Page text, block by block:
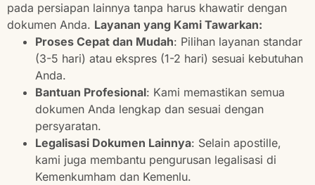
pada persiapan lainnya tanpa harus khawatir dengan
dokumen Anda. Layanan yang Kami Tawarkan:
Proses Cepat dan Mudah: Pilihan layanan standar
(3-5 hari) atau ekspres (1-2 hari) sesuai kebutuhan
Anda.
Bantuan Profesional: Kami memastikan semua
dokumen Anda lengkap dan sesuai dengan
persyaratan.
Legalisasi Dokumen Lainnya: Selain apostille,
kami juga membantu pengurusan legalisasi di
Kemenkumham dan Kemenlu.